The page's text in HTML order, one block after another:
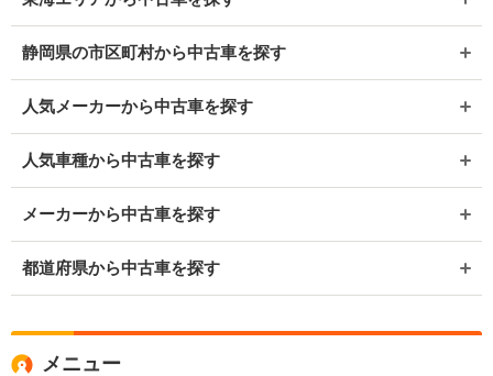
静岡県の市区町村から中古車を探す
人気メーカーから中古車を探す
人気車種から中古車を探す
メーカーから中古車を探す
都道府県から中古車を探す
メニュー